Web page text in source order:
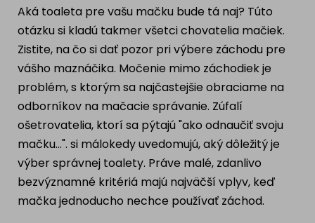
PLEMENÁ PSOV
Dalmatín
Francúzsky buldog
Zlatý retriever
Nemecký ovčiak
Atlas psov
Britská krátkosrstá mačka
Ruská modrá mačka
Nórska lesná mačka
Barmská mačka
Aká toaleta pre vašu mačku bude tá naj? Túto
otázku si kladú takmer všetci chovatelia mačiek.
Zistite, na čo si dať pozor pri výbere záchodu pre
vášho maznáčika. Močenie mimo záchodiek je
problém, s ktorým sa najčastejšie obraciame na
odborníkov na mačacie správanie. Zúfalí
ošetrovatelia, ktorí sa pýtajú "ako odnaučiť svoju
mačku...". si málokedy uvedomujú, aký dôležitý je
výber správnej toalety. Práve malé, zdanlivo
bezvýznamné kritériá majú najväčší vplyv, keď
mačka jednoducho nechce používať záchod.